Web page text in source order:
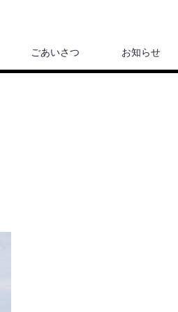
ごあいさつ お知らせ